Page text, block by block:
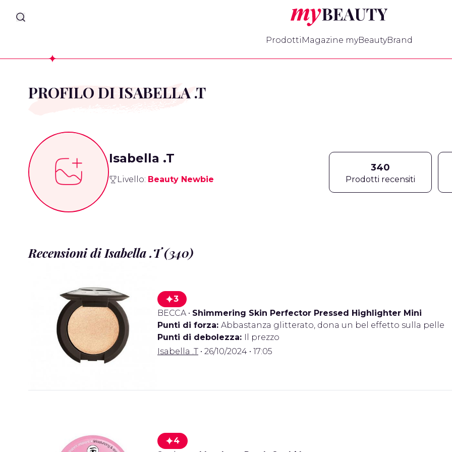
myBeauty
Prodotti Magazine myBeautyBrand
PROFILO DI ISABELLA .T
Isabella .T
Livello: Beauty Newbie
340
Prodotti recensiti
Recensioni di Isabella .T (340)
3
BECCA • Shimmering Skin Perfector Pressed Highlighter Mini
Punti di forza: Abbastanza glitterato, dona un bel effetto sulla pelle
Punti di debolezza: Il prezzo
Isabella .T • 26/10/2024 • 17:05
4